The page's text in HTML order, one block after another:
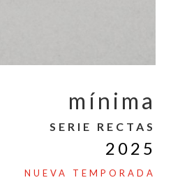
mínima
SERIE RECTAS
2025
NUEVA TEMPORADA